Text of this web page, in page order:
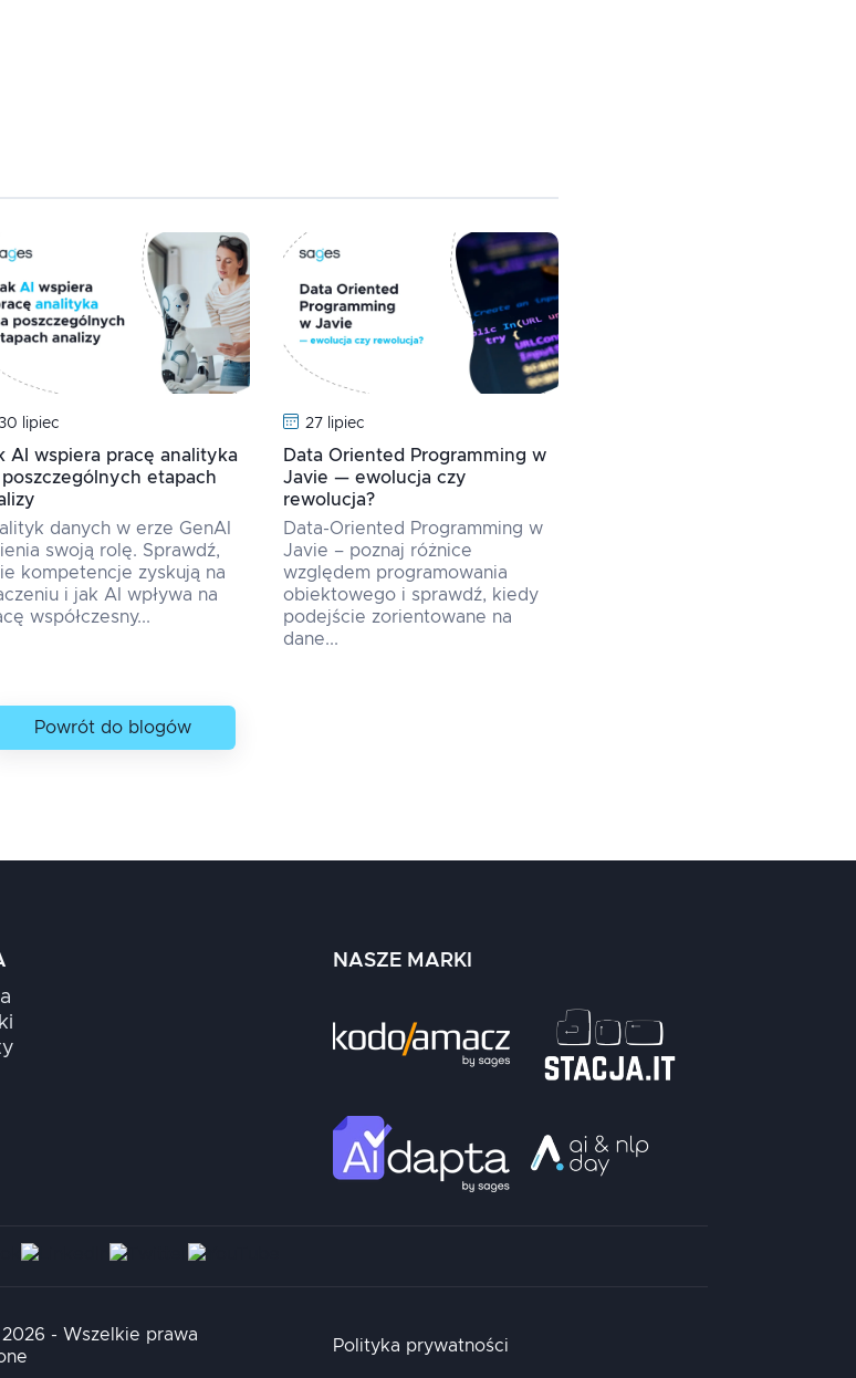
lipiec
AI wspiera pracę analityka
poszczególnych etapach
danych w erze GenAI
swoją rolę. Sprawdź,
kompetencje zyskują na
i jak AI wpływa na
współczesny...
27 lipiec
Data Oriented Programming w
Javie — ewolucja czy
rewolucja?
Data-Oriented Programming w
Javie – poznaj różnice
względem programowania
obiektowego i sprawdź, kiedy
podejście zorientowane na
dane...
Powrót do blogów
NASZE MARKI
- Wszelkie prawa
Polityka prywatności